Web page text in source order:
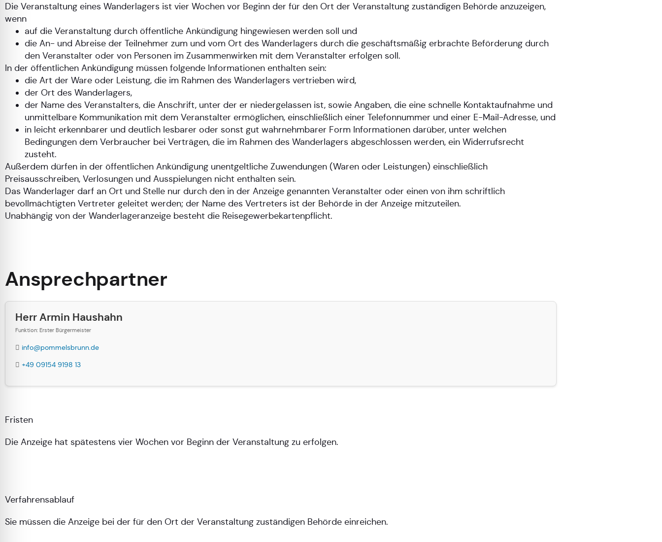
Die Veranstaltung eines Wanderlagers ist vier Wochen vor Beginn der für den Ort der Veranstaltung zuständigen Behörde anzuzeigen,
wenn
auf die Veranstaltung durch öffentliche Ankündigung hingewiesen werden soll und
die An- und Abreise der Teilnehmer zum und vom Ort des Wanderlagers durch die geschäftsmäßig erbrachte Beförderung durch
den Veranstalter oder von Personen im Zusammenwirken mit dem Veranstalter erfolgen soll.
In der öffentlichen Ankündigung müssen folgende Informationen enthalten sein:
die Art der Ware oder Leistung, die im Rahmen des Wanderlagers vertrieben wird,
der Ort des Wanderlagers,
der Name des Veranstalters, die Anschrift, unter der er niedergelassen ist, sowie Angaben, die eine schnelle Kontaktaufnahme und
unmittelbare Kommunikation mit dem Veranstalter ermöglichen, einschließlich einer Telefonnummer und einer E-Mail-Adresse, und
in leicht erkennbarer und deutlich lesbarer oder sonst gut wahrnehmbarer Form Informationen darüber, unter welchen
Bedingungen dem Verbraucher bei Verträgen, die im Rahmen des Wanderlagers abgeschlossen werden, ein Widerrufsrecht
zusteht.
Außerdem dürfen in der öffentlichen Ankündigung unentgeltliche Zuwendungen (Waren oder Leistungen) einschließlich
Preisausschreiben, Verlosungen und Ausspielungen nicht enthalten sein.
Das Wanderlager darf an Ort und Stelle nur durch den in der Anzeige genannten Veranstalter oder einen von ihm schriftlich
bevollmächtigten Vertreter geleitet werden; der Name des Vertreters ist der Behörde in der Anzeige mitzuteilen.
Unabhängig von der Wanderlageranzeige besteht die Reisegewerbekartenpflicht.
Ansprechpartner
Herr Armin Haushahn
Funktion: Erster Bürgermeister
info@pommelsbrunn.de
+49 09154 9198 13
Fristen
Die Anzeige hat spätestens vier Wochen vor Beginn der Veranstaltung zu erfolgen.
Verfahrensablauf
Sie müssen die Anzeige bei der für den Ort der Veranstaltung zuständigen Behörde einreichen.